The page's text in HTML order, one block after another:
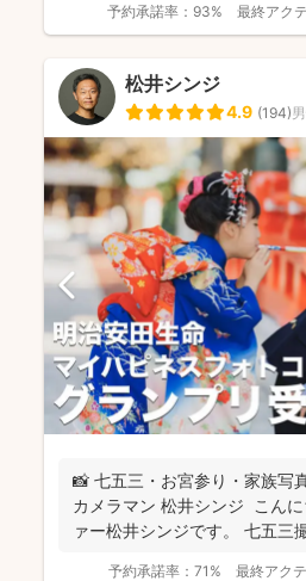
予約承諾率： 93% 最終アク
松井シンジ
4.9 (194)
📸 七五三・お宮参り・家族写
カメラマン 松井シンジ こん
ァー松井シンジです。 七五三
予約承諾率： 71% 最終アク